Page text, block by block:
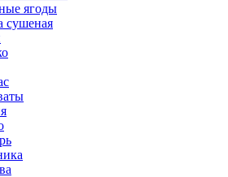
ягоды
сушеная